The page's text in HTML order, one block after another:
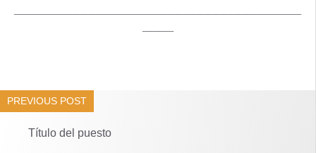
PREVIOUS POST
Título del puesto